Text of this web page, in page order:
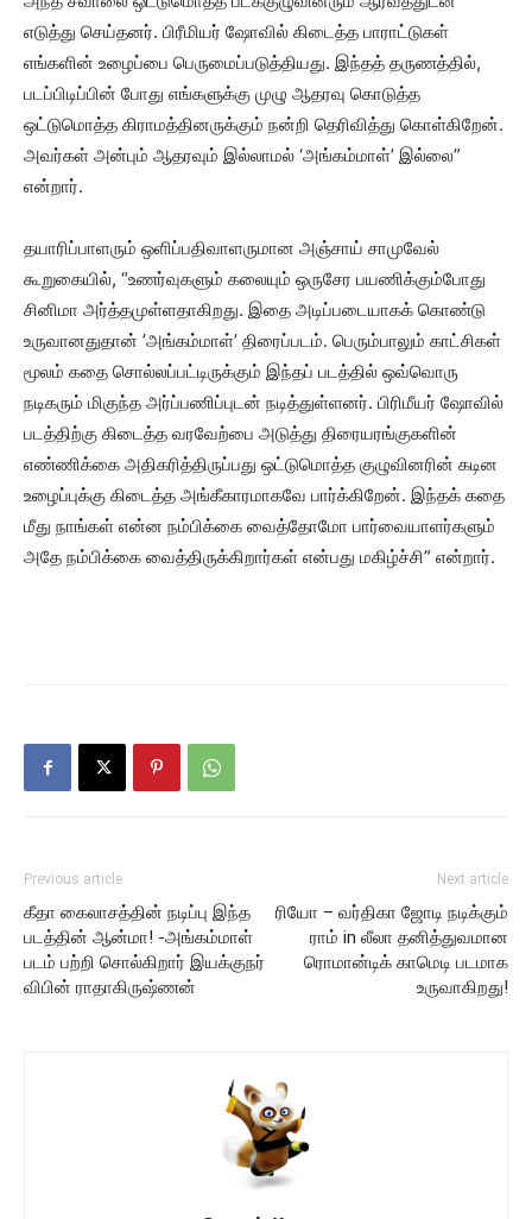
எடுத்து செய்தனர். பிரீமியர் ஷோவில் கிடைத்த பாராட்டுகள்
எங்களின் உழைப்பை பெருமைப்படுத்தியது. இந்தத் தருணத்தில்,
படப்பிடிப்பின் போது எங்களுக்கு முழு ஆதரவு கொடுத்த
ஒட்டுமொத்த கிராமத்தினருக்கும் நன்றி தெரிவித்து கொள்கிறேன்.
அவர்கள் அன்பும் ஆதரவும் இல்லாமல் ‘அங்கம்மாள்’ இல்லை”
என்றார்.
தயாரிப்பாளரும் ஒளிப்பதிவாளருமான அஞ்சாய் சாமுவேல்
கூறுகையில், “உணர்வுகளும் கலையும் ஒருசேர பயணிக்கும்போது
சினிமா அர்த்தமுள்ளதாகிறது. இதை அடிப்படையாகக் கொண்டு
உருவானதுதான் ’அங்கம்மாள்’ திரைப்படம். பெரும்பாலும் காட்சிகள்
மூலம் கதை சொல்லப்பட்டிருக்கும் இந்தப் படத்தில் ஒவ்வொரு
நடிகரும் மிகுந்த அர்ப்பணிப்புடன் நடித்துள்ளனர். பிரிமீயர் ஷோவில்
படத்திற்கு கிடைத்த வரவேற்பை அடுத்து திரையரங்குகளின்
எண்ணிக்கை அதிகரித்திருப்பது ஒட்டுமொத்த குழுவினரின் கடின
உழைப்புக்கு கிடைத்த அங்கீகாரமாகவே பார்க்கிறேன். இந்தக் கதை
மீது நாங்கள் என்ன நம்பிக்கை வைத்தோமோ பார்வையாளர்களும்
அதே நம்பிக்கை வைத்திருக்கிறார்கள் என்பது மகிழ்ச்சி” என்றார்.
Previous article
கீதா கைலாசத்தின் நடிப்பு இந்த
படத்தின் ஆன்மா! -அங்கம்மாள்
படம் பற்றி சொல்கிறார் இயக்குநர்
விபின் ராதாகிருஷ்ணன்
Next article
ரியோ – வர்திகா ஜோடி நடிக்கும்
ராம் in லீலா தனித்துவமான
ரொமான்டிக் காமெடி படமாக
உருவாகிறது!